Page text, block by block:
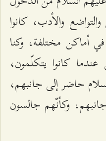
والأدب، كانوا
أماكن مختلفة، وكنا
كانوا يتكلّمون،
حاضر إلى جانبهم،
وكأنّهم جالسون